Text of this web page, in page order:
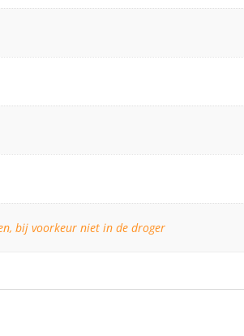
bij voorkeur niet in de droger